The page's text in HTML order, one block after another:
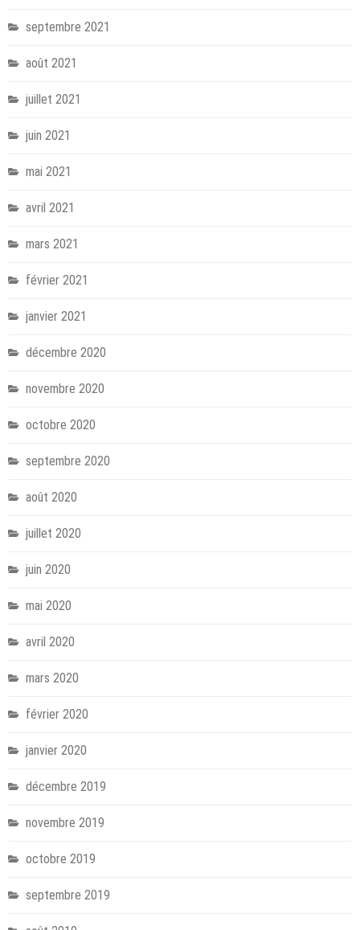
septembre 2021
août 2021
juillet 2021
juin 2021
mai 2021
avril 2021
mars 2021
février 2021
janvier 2021
décembre 2020
novembre 2020
octobre 2020
septembre 2020
août 2020
juillet 2020
juin 2020
mai 2020
avril 2020
mars 2020
février 2020
janvier 2020
décembre 2019
novembre 2019
octobre 2019
septembre 2019